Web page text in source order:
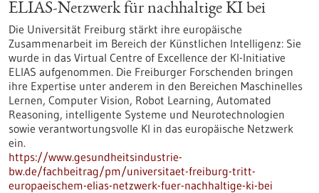
ELIAS-Netzwerk für nachhaltige KI bei
Die Universität Freiburg stärkt ihre europäische
Zusammenarbeit im Bereich der Künstlichen Intelligenz: Sie
wurde in das Virtual Centre of Excellence der KI-Initiative
ELIAS aufgenommen. Die Freiburger Forschenden bringen
ihre Expertise unter anderem in den Bereichen Maschinelles
Lernen, Computer Vision, Robot Learning, Automated
Reasoning, intelligente Systeme und Neurotechnologien
sowie verantwortungsvolle KI in das europäische Netzwerk
ein.
https://www.gesundheitsindustrie-
bw.de/fachbeitrag/pm/universitaet-freiburg-tritt-
europaeischem-elias-netzwerk-fuer-nachhaltige-ki-bei